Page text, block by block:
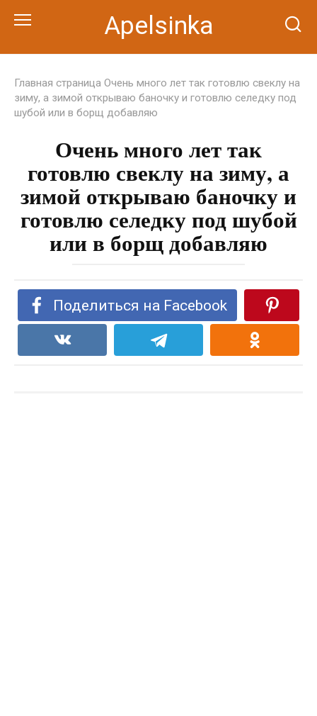
Apelsinka
Главная страница Очень много лет так готовлю свеклу на
зиму, а зимой открываю баночку и готовлю селедку под
шубой или в борщ добавляю
Очень много лет так
готовлю свеклу на зиму, а
зимой открываю баночку и
готовлю селедку под шубой
или в борщ добавляю
Поделиться на Facebook